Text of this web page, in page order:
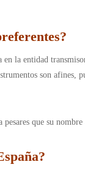
la entidad
son afines,
que su